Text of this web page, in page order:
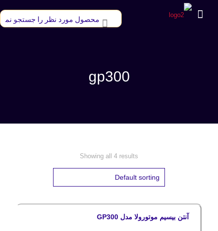
gp300
Showing all 4 results
آنتن بیسیم موتورولا مدل GP300